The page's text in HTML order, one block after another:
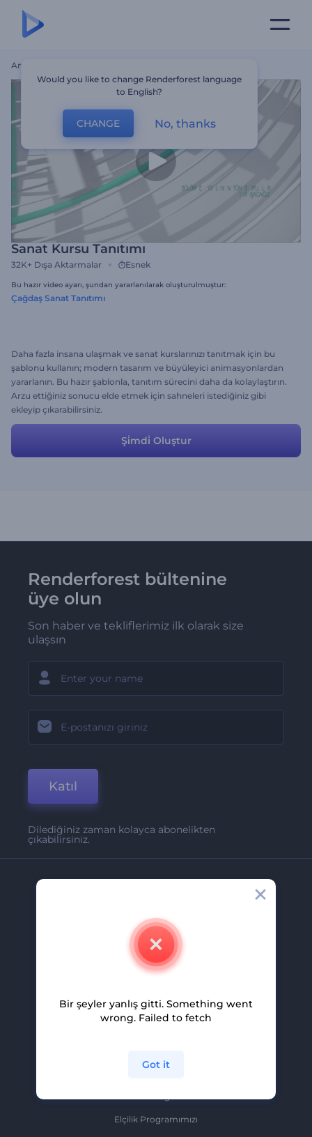
Ana Sayfa
Sanat Kursu Tanıtımı
32K+ Dışa Aktarmalar Esnek
Bu hazır video ayarı, şundan yararlanılarak oluşturulmuştur:
Çağdaş Sanat Tanıtımı
Daha fazla insana ulaşmak ve sanat kurslarınızı tanıtmak için bu
şablonu kullanın; modern tasarım ve büyüleyici animasyonlardan
yararlanın. Bu hazır şablonla, tanıtım sürecini daha da kolaylaştırın.
Arzu ettiğiniz sonucu elde etmek için sahneleri istediğiniz gibi
ekleyip çıkarabilirsiniz.
Şi̇mdi̇ Oluştur
Renderforest bültenine
üye olun
Son haber ve tekliflerimiz ilk olarak size
ulaşsın
Katıl
Dilediğiniz zaman kolayca abonelikten
çıkabilirsiniz.
İletişim
Kariyer
Ortaklık Programı
Elçilik Programımızı
Would you like to change Renderforest language
to English?
CHANGE No, thanks
Bir şeyler yanlış gitti. Something went
wrong. Failed to fetch
Got it